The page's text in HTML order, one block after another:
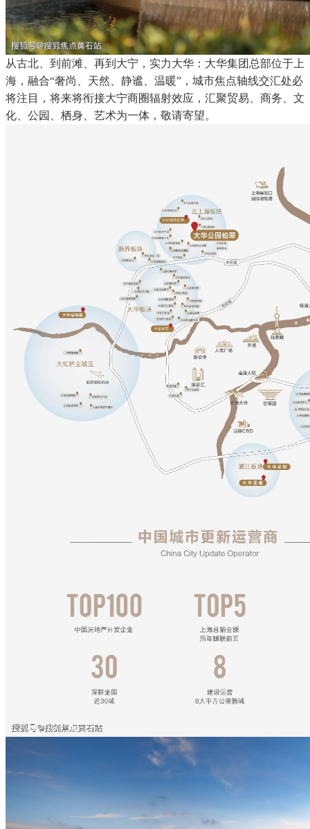
从古北、到前滩、再到大宁，实力大华：大华集团总部位于上
海，融合“奢尚、天然、静谧、温暖”，城市焦点轴线交汇处必
将注目，将来将衔接大宁商圈辐射效应，汇聚贸易、商务、文
化、公园、栖身、艺术为一体，敬请寄望。